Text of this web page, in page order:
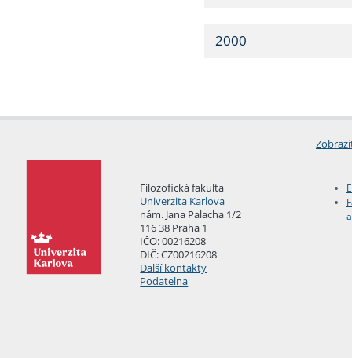
2000
Filozofická fakulta
Univerzita Karlova
nám. Jana Palacha 1/2
116 38 Praha 1
IČO: 00216208
DIČ: CZ00216208
Další kontakty
Podatelna